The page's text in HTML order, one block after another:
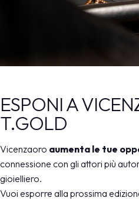
MEDIA ROOM
area riservata arrow_rightinfo utili per esporre
ESPONI A
T.GOLD
Vicenzaoro aumenta le tue
connessione con gli attori più
gioielliero.
Vuoi esporre alla prossima